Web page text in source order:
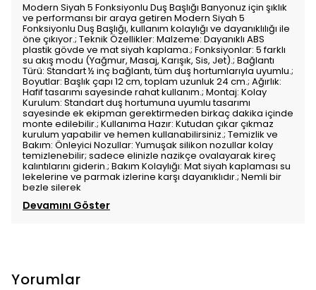
Modern Siyah 5 Fonksiyonlu Duş Başlığı Banyonuz için şıklık
ve performansı bir araya getiren Modern Siyah 5
Fonksiyonlu Duş Başlığı, kullanım kolaylığı ve dayanıklılığı ile
öne çıkıyor.; Teknik Özellikler: Malzeme: Dayanıklı ABS
plastik gövde ve mat siyah kaplama.; Fonksiyonlar: 5 farklı
su akış modu (Yağmur, Masaj, Karışık, Sis, Jet).; Bağlantı
Türü: Standart ½ inç bağlantı, tüm duş hortumlarıyla uyumlu.;
Boyutlar: Başlık çapı 12 cm, toplam uzunluk 24 cm.; Ağırlık:
Hafif tasarımı sayesinde rahat kullanım.; Montaj: Kolay
Kurulum: Standart duş hortumuna uyumlu tasarımı
sayesinde ek ekipman gerektirmeden birkaç dakika içinde
monte edilebilir.; Kullanıma Hazır: Kutudan çıkar çıkmaz
kurulum yapabilir ve hemen kullanabilirsiniz.; Temizlik ve
Bakım: Önleyici Nozullar: Yumuşak silikon nozullar kolay
temizlenebilir; sadece elinizle nazikçe ovalayarak kireç
kalıntılarını giderin.; Bakım Kolaylığı: Mat siyah kaplaması su
lekelerine ve parmak izlerine karşı dayanıklıdır.; Nemli bir
bezle silerek
Devamını Göster
Yorumlar